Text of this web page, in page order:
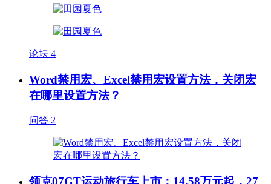
论坛 4
Word禁用宏、Excel禁用宏设置方法，关闭宏
在哪里设置方法？
问答 2
领克07GT运动旅行车上市：14.58万元起，27